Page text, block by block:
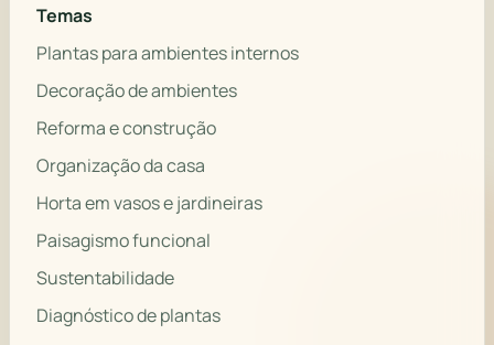
Temas
Plantas para ambientes internos
Decoração de ambientes
Reforma e construção
Organização da casa
Horta em vasos e jardineiras
Paisagismo funcional
Sustentabilidade
Diagnóstico de plantas